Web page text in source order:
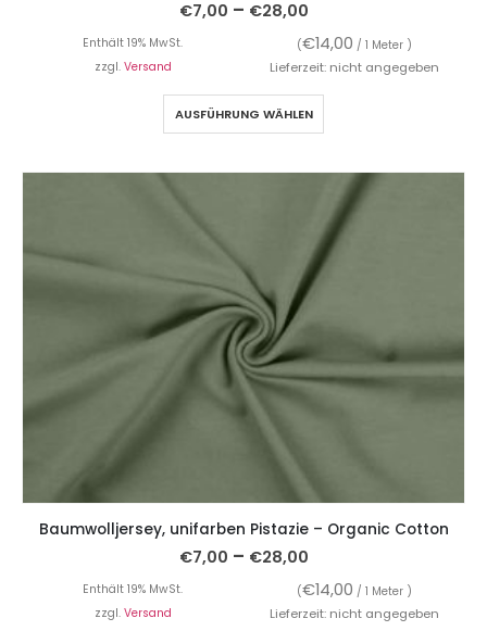
€7,00 – €28,00
Enthält 19% MwSt. (€14,00 / 1 Meter )
zzgl. Versand Lieferzeit: nicht angegeben
AUSFÜHRUNG WÄHLEN
Baumwolljersey, unifarben Pistazie – Organic Cotton
€7,00 – €28,00
Enthält 19% MwSt. (€14,00 / 1 Meter )
zzgl. Versand Lieferzeit: nicht angegeben